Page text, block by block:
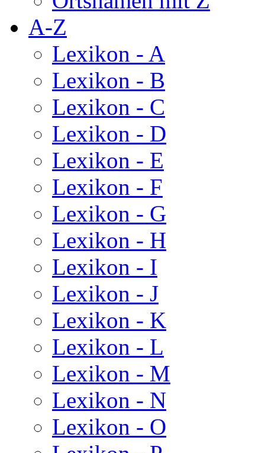
A-Z
Lexikon - A
Lexikon - B
Lexikon - C
Lexikon - D
Lexikon - E
Lexikon - F
Lexikon - G
Lexikon - H
Lexikon - I
Lexikon - J
Lexikon - K
Lexikon - L
Lexikon - M
Lexikon - N
Lexikon - O